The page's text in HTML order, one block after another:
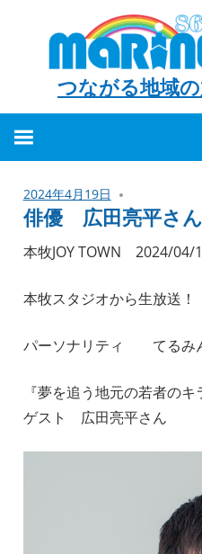
つながる地域
つ
な
る
地
域
放
送
86.1MHz
2024年4月19日
俳優 広田亮平さん
本牧JOY TOWN 2024/04/
本牧スタジオから生放送！
パーソナリティ てるみ
『夢を追う地元の若者のキ
ゲスト 広田亮平さん